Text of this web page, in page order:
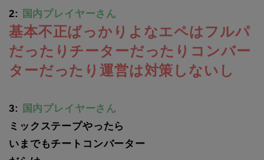
2: 国内プレイヤーさん
基本不正ばっかりよなエペはフルパ
だったりチーターだったりコンバー
ターだったり運営は対策しないし
3:
国内プレイヤーさん
ミックステープやったら
いまでもチートコンバーター